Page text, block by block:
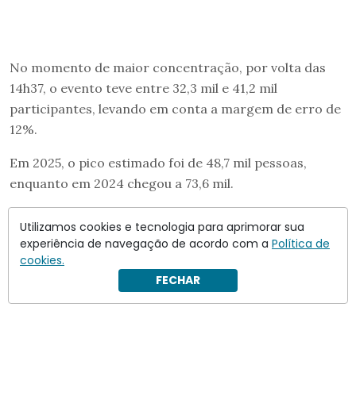
No momento de maior concentração, por volta das
14h37, o evento teve entre 32,3 mil e 41,2 mil
participantes, levando em conta a margem de erro de
12%.
Em 2025, o pico estimado foi de 48,7 mil pessoas,
enquanto em 2024 chegou a 73,6 mil.
diferentes horários ao longo do dia e processadas por
um sistema de inteligência artificial.
Utilizamos cookies e tecnologia para aprimorar sua
experiência de navegação de acordo com a Política de
cookies.
FECHAR